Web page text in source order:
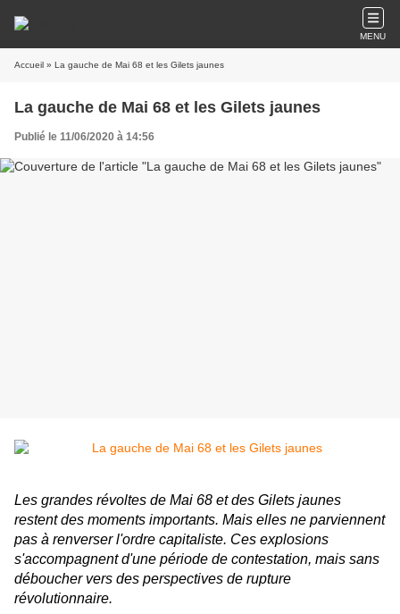
MENU
Accueil » La gauche de Mai 68 et les Gilets jaunes
La gauche de Mai 68 et les Gilets jaunes
Publié le 11/06/2020 à 14:56
Les grandes révoltes de Mai 68 et des Gilets jaunes
restent des moments importants. Mais elles ne parviennent
pas à renverser l'ordre capitaliste. Ces explosions
s'accompagnent d'une période de contestation, mais sans
déboucher vers des perspectives de rupture
révolutionnaire.